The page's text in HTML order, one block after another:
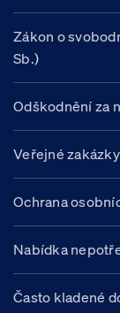
Zákon o
Sb.)
Odškodnění za
Veřejné zakázky
Ochrana
Nabídka
Často kladené